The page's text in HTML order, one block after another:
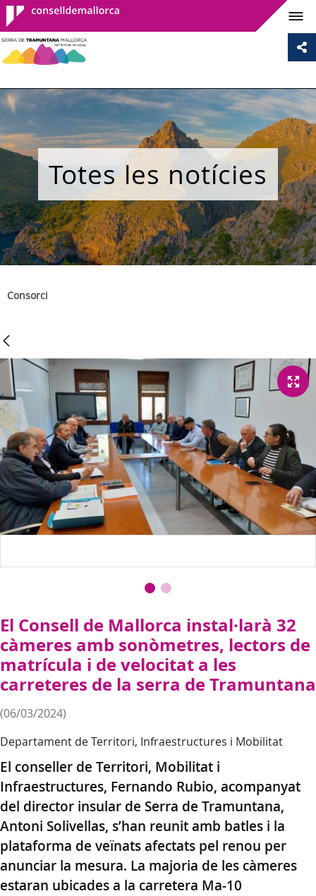
Consell de
Mallorca
Totes les notícies
Consorci
El Consell de Mallorca instal·larà 32
càmeres amb sonòmetres, lectors de
matrícula i de velocitat a les
carreteres de la serra de Tramuntana
(06/03/2024)
Departament de Territori, Infraestructures i Mobilitat
El conseller de Territori, Mobilitat i
Infraestructures, Fernando Rubio, acompanyat
del director insular de Serra de Tramuntana,
Antoni Solivellas, s’han reunit amb batles i la
plataforma de veïnats afectats pel renou per
anunciar la mesura. La majoria de les càmeres
estaran ubicades a la carretera Ma-10